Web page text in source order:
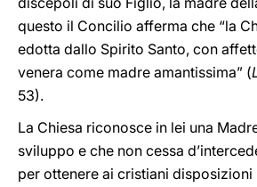
questo il Concilio afferma che “la
edotta dallo Spirito Santo, con
venera come madre amantissima” (
53).
La Chiesa riconosce in lei una
sviluppo e che non cessa
per ottenere ai cristiani